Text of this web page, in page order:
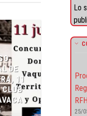
DE
11
CLUB
Lo
25/